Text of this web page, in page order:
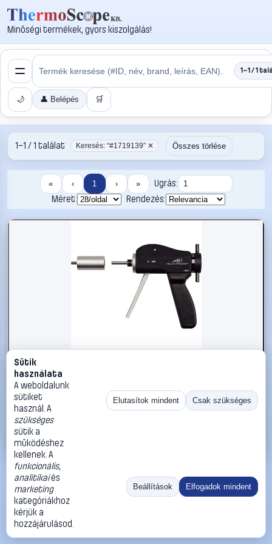
Minőségi termékek, gyors kiszolgálás!
1–1 / 1
🌙 👤 Belépés 🛒
1–1 / 1 találat Keresés: “#1719139” ✕ Összes törlése
« ‹ 1 › »
Ugrás:
Méret:
Rendezés:
#1719139
HELIOS PREISSER 1924100 Alapkészülék 6 - 100 mm
HELIOS PREISSER Mikrométerek
271 990 Ft
Kosárba
«
Méret:
Rendezés:
©2026
ThermoScope
Cégbemutató
Sütik
használata
A weboldalunk
sütiket
használ. A
szükséges
sütik a
működéshez
kellenek. A
funkcionális,
analitikaiés
marketing
kategóriákhoz
kérjük a
hozzájárulásod.
Elutasítok mindent Csak szükséges
Beállítások Elfogadok mindent